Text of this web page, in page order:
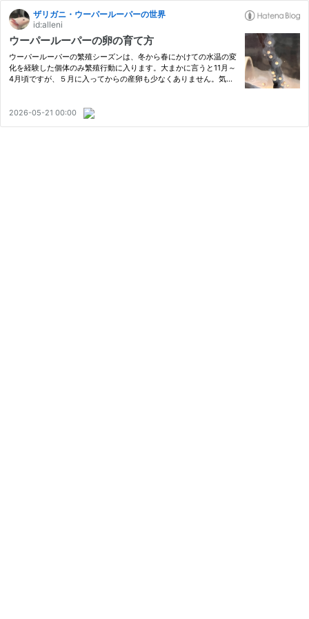
ザリガニ・ウーパールーパーの世界
id:alleni
ウーパールーパーの卵の育て方
ウーパールーパーの繁殖シーズンは、冬から春にかけての水温の変
化を経験した個体のみ繁殖行動に入ります。大まかに言うと11月～
4月頃ですが、５月に入ってからの産卵も少なくありません。気温
っ…
2026-05-21 00:00